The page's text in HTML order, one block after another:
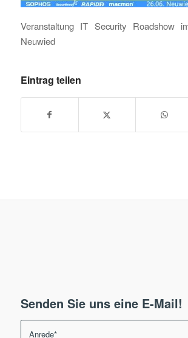
Veranstaltung IT Security Roadshow
Neuwied
Eintrag teilen
Senden Sie uns eine E-Mail!